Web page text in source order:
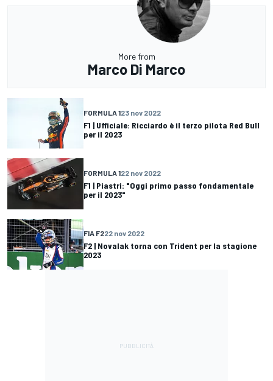
More from
Marco Di Marco
FORMULA 123 nov 2022
F1 | Ufficiale: Ricciardo è il terzo pilota Red Bull
per il 2023
FORMULA 122 nov 2022
F1 | Piastri: "Oggi primo passo fondamentale
per il 2023"
FIA F222 nov 2022
F2 | Novalak torna con Trident per la stagione
2023